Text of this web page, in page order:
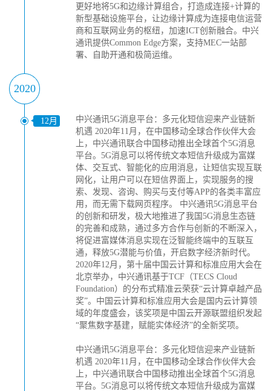
更好地将5G和边缘计算组合，打造成连接+计算的
新型基础设施平台，让边缘计算成为连接电信运营
商和互联网业务的枢纽，加速ICT创新融合。中兴
通讯提供Common Edge方案，支持MEC一站部
署、自助开通和极简运维。
2020
12月
中兴通讯5G消息平台：多元化短信迎来产业链新
机遇 2020年11月，在中国移动全球合作伙伴大会
上，中兴通讯联合中国移动推出全球首个5G消息
平台。5G消息可以将传统文本短信升级成为富媒
体、交互式、智能化的应用消息，让短信实现互联
网化，让用户可以在短信界面上，实现服务的搜
索、发现、咨询、购买与支付等APP的各类丰富应
用，而无需下载网页程序。 中兴通讯5G消息平台
的创新和研发，极大地推进了我国5G消息生态链
的完善和成熟，通过多方合作与创新的不断深入，
将促进富媒体消息实现在泛智能终端中的互联互
通，释放5G潜能与价值，开启数字经济新时代。
2020年12月，第十届中国云计算和标准应用大会在
北京举办，中兴通讯基于TCF（TECS Cloud
Foundation）的分布式精准云荣获“云计算卓越产品
奖”。中国云计算和标准应用大会是国内云计算领
域的年度盛会，该奖项是中国云开源联盟组织发起
“聚焦数字基建，赋能实体经济”的全新奖项。
中兴通讯5G消息平台：多元化短信迎来产业链新
机遇 2020年11月，在中国移动全球合作伙伴大会
上，中兴通讯联合中国移动推出全球首个5G消息
平台。5G消息可以将传统文本短信升级成为富媒